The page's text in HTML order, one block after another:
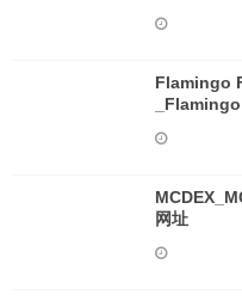
Flamingo
网址